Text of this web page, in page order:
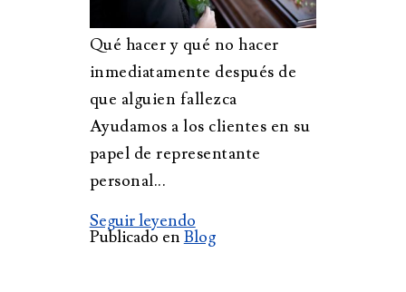
Qué hacer y qué no hacer
inmediatamente después de
que alguien fallezca
Ayudamos a los clientes en su
papel de representante
personal...
Seguir leyendo
Publicado en Blog